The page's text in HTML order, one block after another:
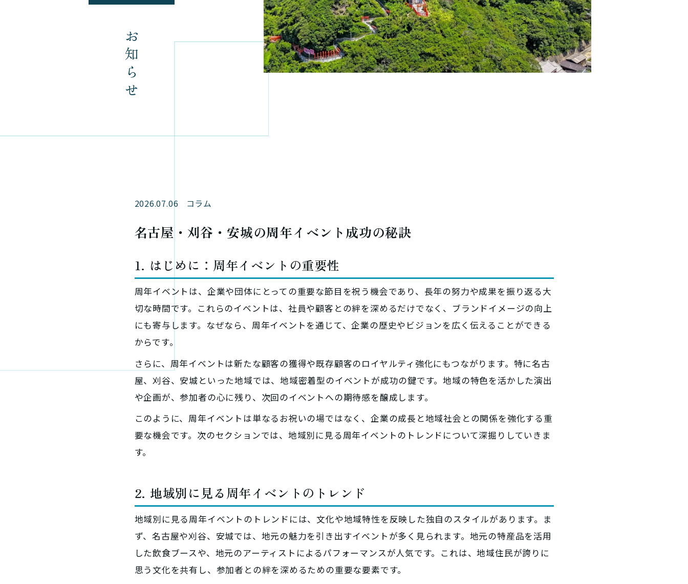
お知らせ
2026.07.06 コラム
名古屋・刈谷・安城の周年イベント成功の秘訣
1. はじめに：周年イベントの重要性
周年イベントは、企業や団体にとっての重要な節目を祝う機会であり、長年の努力や成果を振り返る大
切な時間です。これらのイベントは、社員や顧客との絆を深めるだけでなく、ブランドイメージの向上
にも寄与します。なぜなら、周年イベントを通じて、企業の歴史やビジョンを広く伝えることができる
からです。
さらに、周年イベントは新たな顧客の獲得や既存顧客のロイヤルティ強化にもつながります。特に名古
屋、刈谷、安城といった地域では、地域密着型のイベントが成功の鍵です。地域の特色を活かした演出
や企画が、参加者の心に残り、次回のイベントへの期待感を醸成します。
このように、周年イベントは単なるお祝いの場ではなく、企業の成長と地域社会との関係を強化する重
要な機会です。次のセクションでは、地域別に見る周年イベントのトレンドについて深掘りしていきま
す。
2. 地域別に見る周年イベントのトレンド
地域別に見る周年イベントのトレンドには、文化や地域特性を反映した独自のスタイルがあります。ま
ず、名古屋や刈谷、安城では、地元の魅力を引き出すイベントが多く見られます。地元の特産品を活用
した飲食ブースや、地元のアーティストによるパフォーマンスが人気です。これは、地域住民が誇りに
思う文化を共有し、参加者との絆を深めるための重要な要素です。